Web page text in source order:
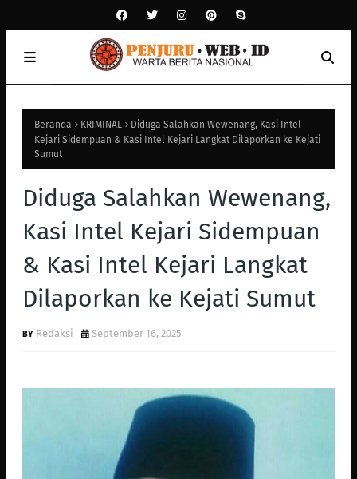
Beranda KRIMINAL
Diduga Salahkan Wewenang, Kasi Intel
Kejari Sidempuan & Kasi Intel Kejari Langkat Dilaporkan ke Kejati
Sumut
Diduga Salahkan Wewenang,
Kasi Intel Kejari Sidempuan
& Kasi Intel Kejari Langkat
Dilaporkan ke Kejati Sumut
Redaksi September 16, 2025